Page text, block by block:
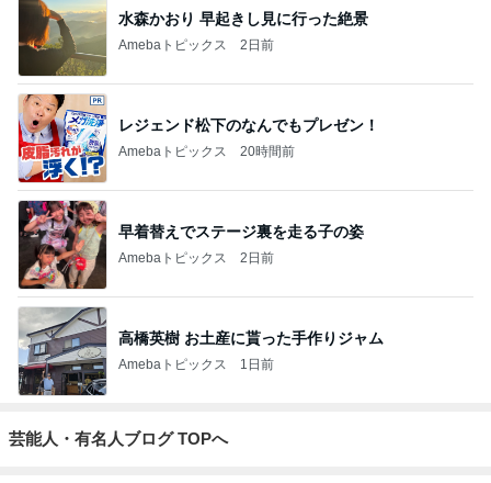
水森かおり 早起きし見に行った絶景
Amebaトピックス 2日前
レジェンド松下のなんでもプレゼン！
Amebaトピックス 20時間前
早着替えでステージ裏を走る子の姿
Amebaトピックス 2日前
高橋英樹 お土産に貰った手作りジャム
Amebaトピックス 1日前
芸能人・有名人ブログ TOPへ